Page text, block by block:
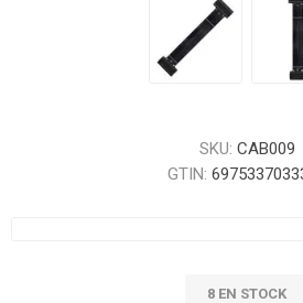
SKU: CAB009
GTIN:
8 EN STOCK